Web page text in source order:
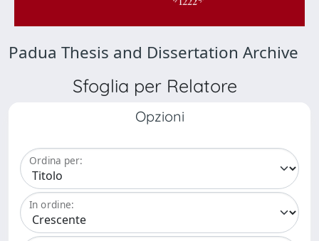
Padua Thesis and Dissertation Archive
Sfoglia per Relatore
Opzioni
Ordina per:
In ordine: